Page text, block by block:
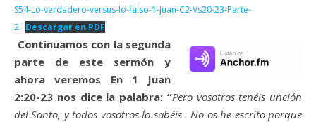
S54-Lo-verdadero-versus-lo-falso-1-Juan-C2-Vs20-23-Parte-
2 Descargar en PDF
Continuamos con la segunda
parte de este sermón y
ahora veremos En 1 Juan
2:20-23 nos dice la palabra: “Pero vosotros tenéis unción
del Santo, y todos vosotros lo sabéis . No os he escrito porque